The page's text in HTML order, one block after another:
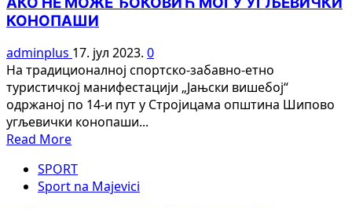
saradnji
FK
i
Udruženja
“Partizan
055”
iz
Ugljevika
КОНОПАШИ
adminplus 17. јул 2023. 0
На традиционалној спортско-забавно-етно
туристичкој манифестацији „Јањски вишебој“
одржаној по 14-и пут у Стројицама општина Шипово
угљевички конопаши...
Read MoreRead
about
АКО
SPORT
Sport na Majevici